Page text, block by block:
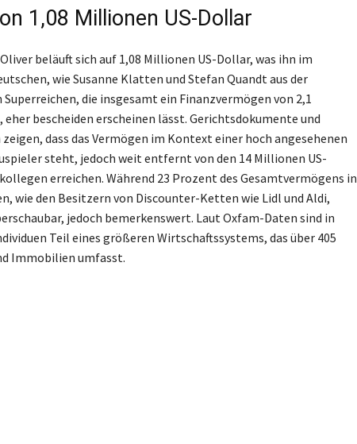
1,08 Millionen US-Dollar
beläuft sich auf 1,08 Millionen US-Dollar, was ihn im
wie Susanne Klatten und Stefan Quandt aus der
die insgesamt ein Finanzvermögen von 2,1
bescheiden erscheinen lässt. Gerichtsdokumente und
dass das Vermögen im Kontext einer hoch angesehenen
steht, jedoch weit entfernt von den 14 Millionen US-
erreichen. Während 23 Prozent des Gesamtvermögens in
wie den Besitzern von Discounter-Ketten wie Lidl und Aldi,
jedoch bemerkenswert. Laut Oxfam-Daten sind in
Teil eines größeren Wirtschaftssystems, das über 405
Immobilien umfasst.